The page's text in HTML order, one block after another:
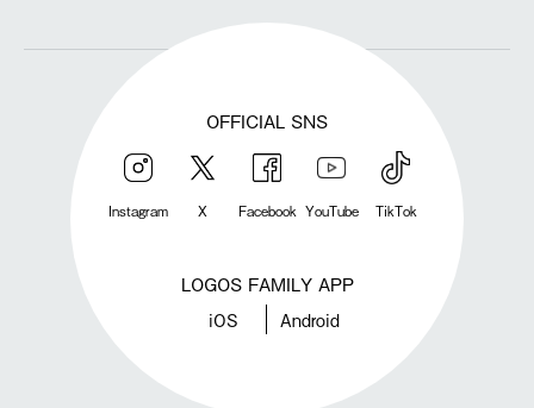
OFFICIAL SNS
Instagram X Facebook YouTube TikTok
LOGOS FAMILY APP
iOS Android